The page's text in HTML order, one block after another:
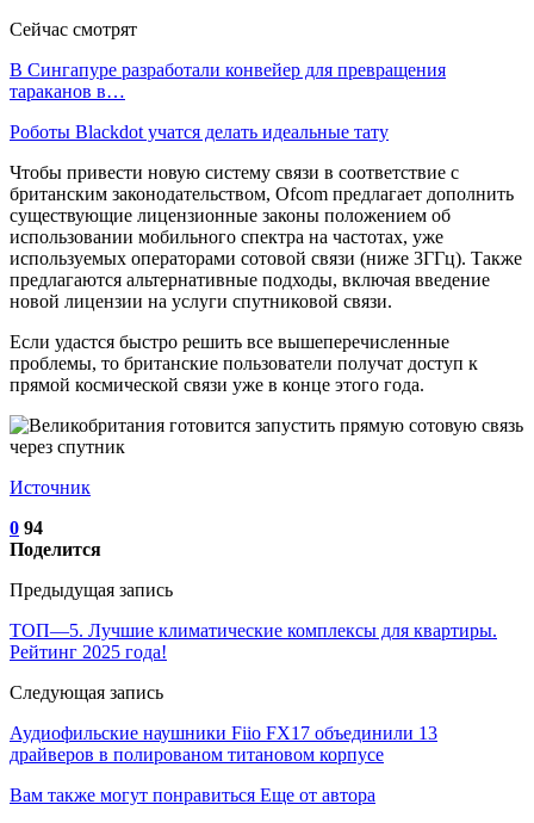
Сейчас смотрят
В Сингапуре разработали конвейер для превращения
тараканов в…
Роботы Blackdot учатся делать идеальные тату
Чтобы привести новую систему связи в соответствие с
британским законодательством, Ofcom предлагает дополнить
существующие лицензионные законы положением об
использовании мобильного спектра на частотах, уже
используемых операторами сотовой связи (ниже 3ГГц). Также
предлагаются альтернативные подходы, включая введение
новой лицензии на услуги спутниковой связи.
Если удастся быстро решить все вышеперечисленные
проблемы, то британские пользователи получат доступ к
прямой космической связи уже в конце этого года.
Источник
0 94
Поделится
Предыдущая запись
ТОП—5. Лучшие климатические комплексы для квартиры.
Рейтинг 2025 года!
Следующая запись
Аудиофильские наушники Fiio FX17 объединили 13
драйверов в полированом титановом корпусе
Вам также могут понравиться Еще от автора